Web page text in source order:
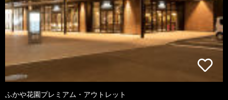
ふかや花園プレミアム・アウトレット